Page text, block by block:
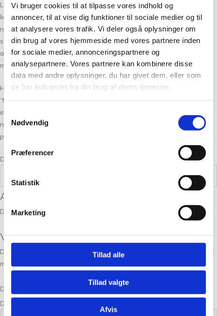
Vi bruger cookies til at tilpasse vores indhold og
annoncer, til at vise dig funktioner til sociale medier og til
at analysere vores trafik. Vi deler også oplysninger om
din brug af vores hjemmeside med vores partnere inden
for sociale medier, annonceringspartnere og
analysepartnere. Vores partnere kan kombinere disse
data med andre oplysninger, du har givet dem, eller som
de har indsamlet fra din brug af deres tjenester.
Samtykkevalg
Nødvendig
Præferencer
Statistik
Marketing
Tillad alle
Tillad valgte
Afvis
Lene Holme Samsøe udstråler en stor passion for strikning og en
ligeså stor glæde ved at skabe. Hun elsker at designe håndstrik og
nyder hvert trin i processen – fra at eksperimentere med forskellige
strikkeprøver, til valg af garn, farver og snit, helt ned til udarbejdelsen
af opskriften. Hendes mål er altid at sikre, at alt er forklaret på den
mest logiske og præcise måde muligt.
Hun foretrækker det enkle, men samtidig gennemtænkte design.
“Mine opskrifter skal være lette at følge, men resultatet skal gerne se
imponerende og udfordrende ud!” Det giver hende stor glæde at se
nye strikkere begejstret kunne kaste sig ud i hendes designs uden
problemer.
Du kan læse mere om Lene Holme Samsøe
Anmeldelser
Der er endnu ikke nogle anmeldelser.
Vær den første til at anmelde “Ella Shirt”
Din e-mailadresse vil ikke blive publiceret.
Krævede felter er markeret
med
Din bedømmelse
Din anmeldelse